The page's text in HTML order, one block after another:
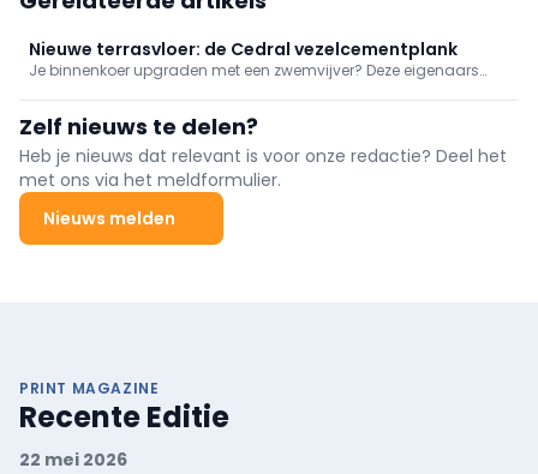
Nieuwe terrasvloer: de Cedral vezelcementplank
Je binnenkoer upgraden met een zwemvijver? Deze eigenaars
terecht. Een innovatieve, duurzame en praktische oplossing!
Zelf nieuws te delen?
Heb je nieuws dat relevant is voor onze redactie? Deel het
met ons via het meldformulier.
Nieuws melden
PRINT MAGAZINE
Recente Editie
22 mei 2026